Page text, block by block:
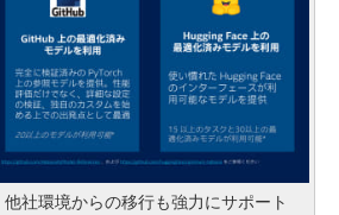
社環境からの移行も強力にサポート